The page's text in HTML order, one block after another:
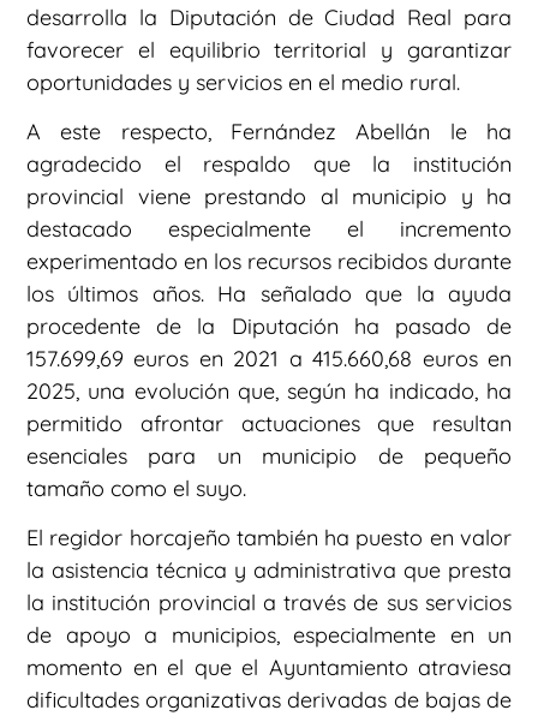
desarrolla la Diputación de Ciudad Real para
favorecer el equilibrio territorial y garantizar
oportunidades y servicios en el medio rural.
A este respecto, Fernández Abellán le ha
agradecido el respaldo que la institución
provincial viene prestando al municipio y ha
destacado especialmente el incremento
experimentado en los recursos recibidos durante
los últimos años. Ha señalado que la ayuda
procedente de la Diputación ha pasado de
157.699,69 euros en 2021 a 415.660,68 euros en
2025, una evolución que, según ha indicado, ha
permitido afrontar actuaciones que resultan
esenciales para un municipio de pequeño
tamaño como el suyo.
El regidor horcajeño también ha puesto en valor
la asistencia técnica y administrativa que presta
la institución provincial a través de sus servicios
de apoyo a municipios, especialmente en un
momento en el que el Ayuntamiento atraviesa
dificultades organizativas derivadas de bajas de